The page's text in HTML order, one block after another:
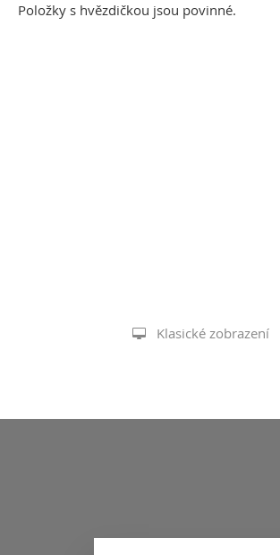
Položky s hvězdičkou jsou povinné.
Klasické zobrazení